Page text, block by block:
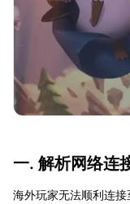
一. 解析网络连
海外玩家无法顺利连